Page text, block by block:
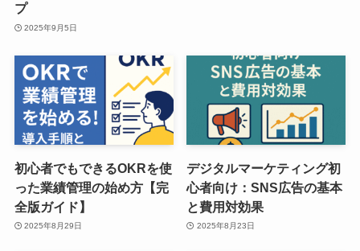
プ
2025年9月5日
初心者でもできるOKRを使
った業績管理の始め方【完
全版ガイド】
2025年8月29日
デジタルマーケティング初
心者向け：SNS広告の基本
と費用対効果
2025年8月23日